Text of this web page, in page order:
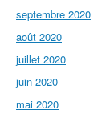
septembre 2020
août 2020
juillet 2020
juin 2020
mai 2020